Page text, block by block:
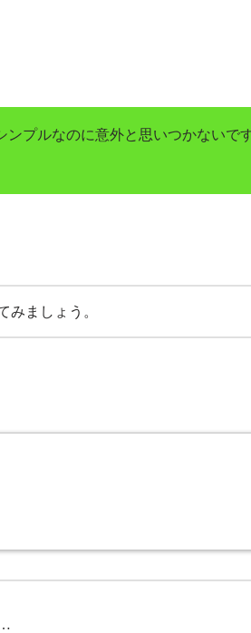
プルなのに意外と思いつかないで
みましょう。